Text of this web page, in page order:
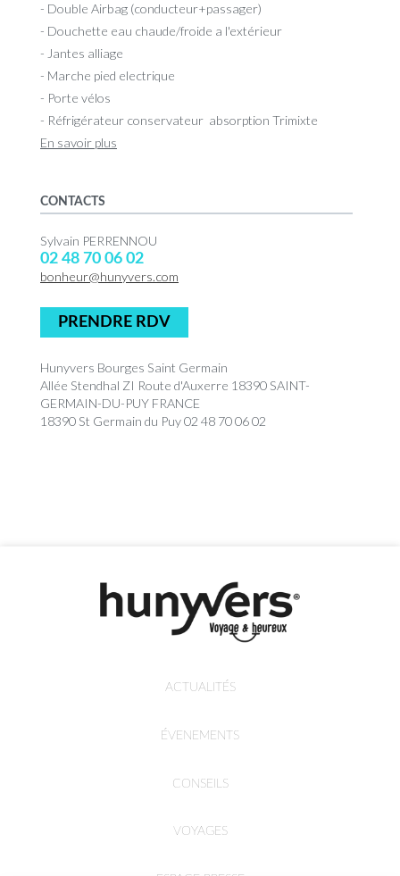
- Double Airbag (conducteur+passager)
- Douchette eau chaude/froide a l'extérieur
- Jantes alliage
- Marche pied electrique
- Porte vélos
- Réfrigérateur conservateur absorption Trimixte
En savoir plus
CONTACTS
Sylvain PERRENNOU
02 48 70 06 02
bonheur@hunyvers.com
PRENDRE RDV
Hunyvers Bourges Saint Germain
Allée Stendhal ZI Route d'Auxerre 18390 SAINT-
GERMAIN-DU-PUY FRANCE
18390 St Germain du Puy 02 48 70 06 02
ACTUALITÉS
ÉVENEMENTS
CONSEILS
VOYAGES